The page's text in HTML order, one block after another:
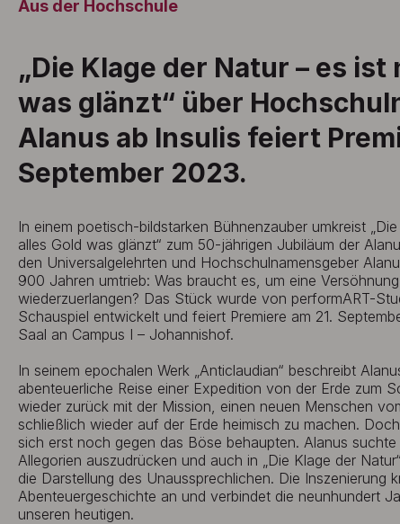
Aus der Hochschule
„Die Klage der Natur – es ist
was glänzt“ über
Alanus ab Insulis feiert
September 2023.
In einem poetisch-bildstarken Bühnenzauber umkreist
alles Gold was glänzt“ zum 50-jährigen Jubiläum der
den Universalgelehrten und Hochschulnamensgeber
900 Jahren umtrieb: Was braucht es, um eine
wiederzuerlangen? Das Stück wurde von performART-
Schauspiel entwickelt und feiert Premiere am 21.
Saal an Campus I – Johannishof.
In seinem epochalen Werk „Anticlaudian“ beschreibt
abenteuerliche Reise einer Expedition von der Erde zum
wieder zurück mit der Mission, einen neuen Menschen
schließlich wieder auf der Erde heimisch zu machen.
sich erst noch gegen das Böse behaupten. Alanus
Allegorien auszudrücken und auch in „Die Klage der
die Darstellung des Unaussprechlichen. Die Inszenierung
Abenteuergeschichte an und verbindet die neunhundert
unseren heutigen.